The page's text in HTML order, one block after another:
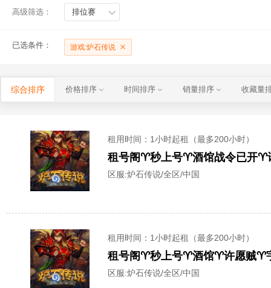
高级筛选： 排位赛
已选条件： 游戏:炉石传说
综合排序 价格排序 时间排序 销量排序 收藏量
租用时间 ：1小时起租（最多200小时）
区服:炉石传说/全区/中国
租用时间 ：1小时起租（最多200小时）
租号阁♈秒上号♈️酒馆♈许愿贼
区服:炉石传说/全区/中国